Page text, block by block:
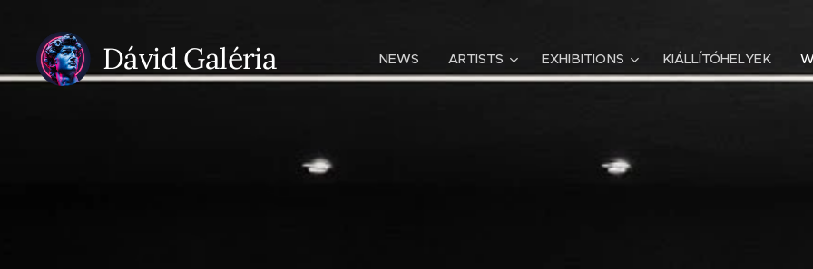
Dávid Galéria NEWS ARTISTS EXHIBITIONS KIÁLLÍTÓHELYEK